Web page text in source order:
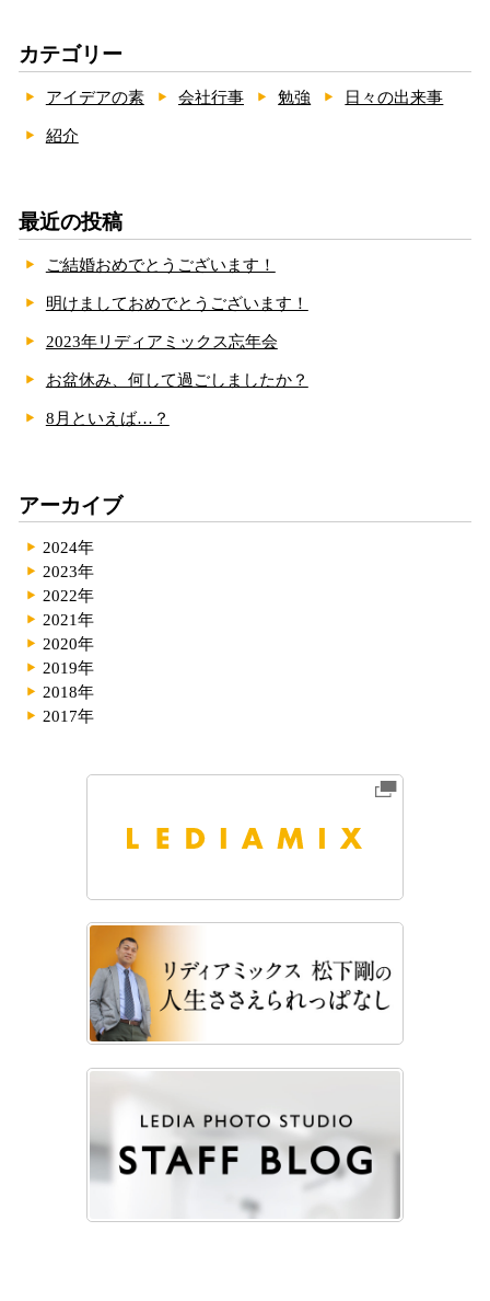
カテゴリー
アイデアの素 会社行事 勉強 日々の出来事
紹介
最近の投稿
ご結婚おめでとうございます！
明けましておめでとうございます！
2023年リディアミックス忘年会
お盆休み、何して過ごしましたか？
8月といえば…？
アーカイブ
2024年
2023年
2022年
2021年
2020年
2019年
2018年
2017年